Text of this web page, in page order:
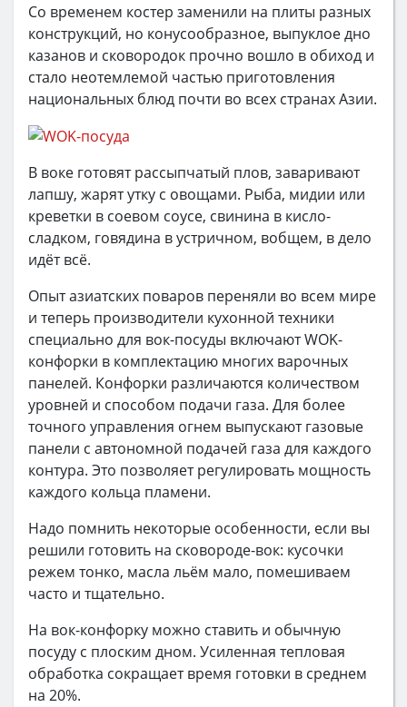
Со временем костер заменили на плиты разных
конструкций, но конусообразное, выпуклое дно
казанов и сковородок прочно вошло в обиход и
стало неотемлемой частью приготовления
национальных блюд почти во всех странах Азии.
В воке готовят рассыпчатый плов, заваривают
лапшу, жарят утку с овощами. Рыба, мидии или
креветки в соевом соусе, свинина в кисло-
сладком, говядина в устричном, вобщем, в дело
идёт всё.
Опыт азиатских поваров переняли во всем мире
и теперь производители кухонной техники
специально для вок-посуды включают WOK-
конфорки в комплектацию многих варочных
панелей. Конфорки различаются количеством
уровней и способом подачи газа. Для более
точного управления огнем выпускают газовые
панели с автономной подачей газа для каждого
контура. Это позволяет регулировать мощность
каждого кольца пламени.
Надо помнить некоторые особенности, если вы
решили готовить на сковороде-вок: кусочки
режем тонко, масла льём мало, помешиваем
часто и тщательно.
На вок-конфорку можно ставить и обычную
посуду с плоским дном. Усиленная тепловая
обработка сокращает время готовки в среднем
на 20%.